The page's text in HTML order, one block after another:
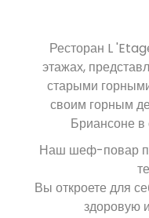
Ресторан L
этажах,
старыми
своим горным
Бриансоне в
Наш шеф-повар
Вы откроете для
здоровую